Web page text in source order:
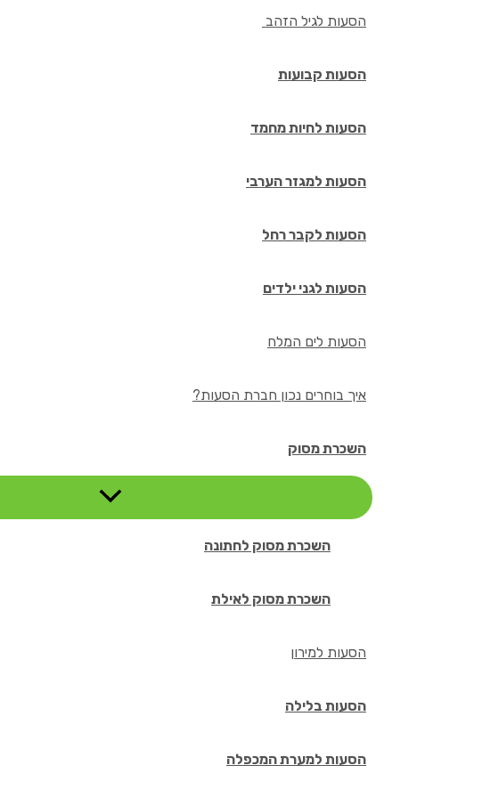
הסעות לגיל הזהב
הסעות קבועות
הסעות לחיות מחמד
הסעות למגזר הערבי
הסעות לקבר רחל
הסעות לגני ילדים
הסעות לים המלח
איך בוחרים נכון חברת הסעות?
השכרת מסוק
השכרת מסוק לחתונה
השכרת מסוק לאילת
הסעות למירון
הסעות בלילה
הסעות למערת המכפלה